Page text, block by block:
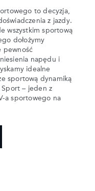
to decyzja,
z jazdy.
wszystkim sportową
dołożymy
pewność
napędu i
idealne
sportową dynamiką
Sport – jeden z
a sportowego na